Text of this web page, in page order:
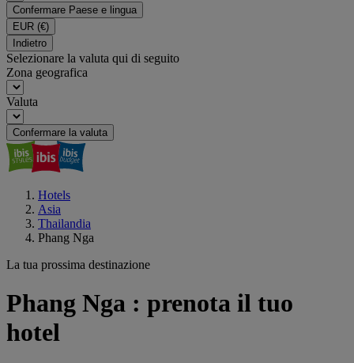
Confermare Paese e lingua
EUR (€)
Indietro
Selezionare la valuta qui di seguito
Zona geografica
Valuta
Confermare la valuta
Hotels
Asia
Thailandia
Phang Nga
La tua prossima destinazione
Phang Nga : prenota il tuo
hotel